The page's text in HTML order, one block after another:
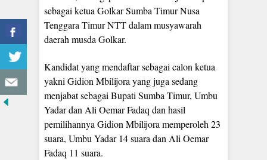
sebagai ketua Golkar Sumba Timur Nusa
Tenggara Timur NTT dalam musyawarah
daerah musda Golkar.
Kandidat yang mendaftar sebagai calon ketua
yakni Gidion Mbilijora yang juga sedang
menjabat sebagai Bupati Sumba Timur, Umbu
Yadar dan Ali Oemar Fadaq dan hasil
pemilihannya Gidion Mbilijora memperoleh 23
suara, Umbu Yadar 14 suara dan Ali Oemar
Fadaq 11 suara.